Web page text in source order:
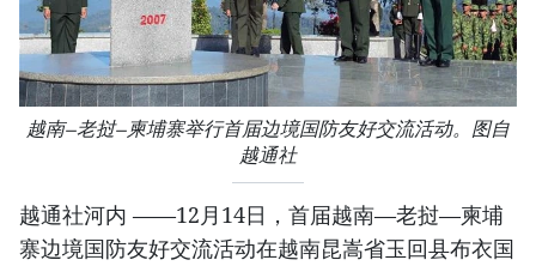
越南—老挝—柬埔寨举行首届边境国防友好交流活动。图自
越通社
越通社河内 ——12月14日，首届越南—老挝—柬埔
寨边境国防友好交流活动在越南昆嵩省玉回县布衣国